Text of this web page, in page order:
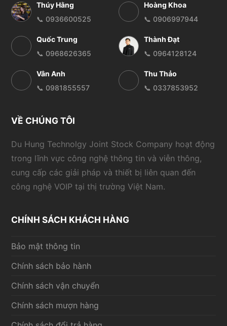
Thúy Hằng
📞 0936600525
Hoàng Khoa
📞 0906997944
Quốc Trung
📞 0968626365
Thành Đạt
📞 0964128124
Vân Anh
📞 0981855557
Thu Thảo
📞 0337853952
VỀ CHÚNG TÔI
Du Hung Technolgy Joint Stock Company hoạt động
trong lĩnh vực công nghệ thông tin và viễn thông,
cung cấp các giải pháp và thiết bị liên quan đến
công nghệ VOIP tại thị trường Việt Nam.
CHÍNH SÁCH KHÁCH HÀNG
Bảo mật thông tin
Chính sách bảo hành
Chính sách vận chuyển
Chính sách mượn hàng